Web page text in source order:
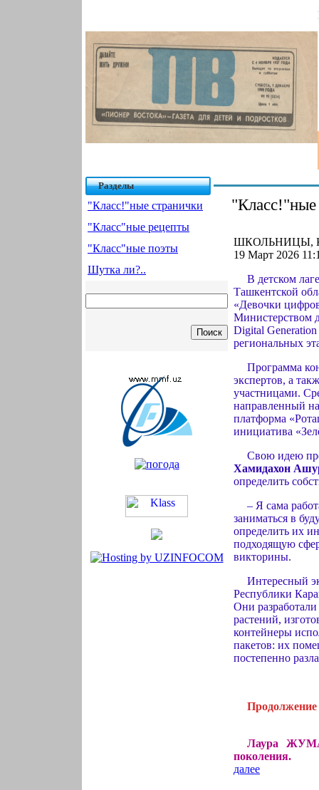
Разделы
"Класс!"ные странички
"Класс"ные рецепты
"Класс"ные поэты
Шутка ли?..
"Класс!"ные
ШКОЛЬНИЦЫ,
19 Март 2026
В детском
Ташкентской
«Девочки
Министерством
Digital
региональных
Программа
экспертов, а
участницами.
направленный
платформа
инициатива
Свою идею
Хамидахон
определить
– Я сама
заниматься в
определить их
подходящую
викторины.
Интересный
Республики
Они
растений,
контейнеры
пакетов: их
постепенно
Продолжение
Лаура
поколения.
далее